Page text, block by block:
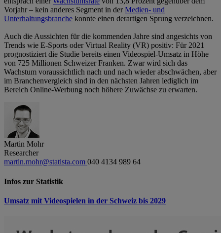
Vorjahr – kein anderes Segment in derMedien- und
Unterhaltungsbranche konnte einen derartigen Sprung verzeichnen.
Auch die Aussichten für die kommenden Jahre sind angesichts von
Trends wie E-Sports oder Virtual Reality (VR) positiv: Für 2021
prognostiziert die Studie bereits einen Videospiel-Umsatz in Höhe
von 725 Millionen Schweizer Franken. Zwar wird sich das
Wachstum voraussichtlich nach und nach wieder abschwächen, aber
im Branchenvergleich sind in den nächsten Jahren lediglich im
Bereich Online-Werbung noch höhere Zuwächse zu erwarten.
Martin Mohr
Researcher
martin.mohr@statista.com 040 4134 989 64
Infos zur Statistik
Umsatz mit Videospielen in der Schweiz bis 2029